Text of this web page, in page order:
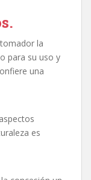
la
para su uso y
una
es